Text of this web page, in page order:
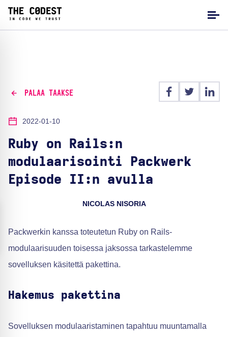
PALAA TAAKSE
2022-01-10
Ruby on Rails:n
modulaarisointi Packwerk
Episode II:n avulla
NICOLAS NISORIA
Packwerkin kanssa toteutetun Ruby on Rails-
modulaarisuuden toisessa jaksossa tarkastelemme
sovelluksen käsitettä pakettina.
Hakemus pakettina
Sovelluksen modulaaristaminen tapahtuu muuntamalla